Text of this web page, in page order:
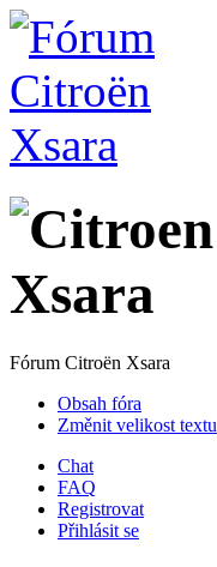
Fórum Citroën Xsara
Obsah fóra
Změnit velikost textu
Chat
FAQ
Registrovat
Přihlásit se